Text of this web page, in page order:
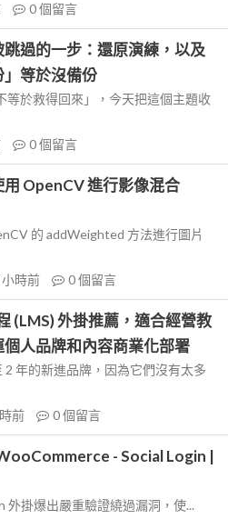
0個留言
過的一步：還原演練，以及
等於沒備份
等於救得回來」，今天把這個主題收
0個留言
OpenCV 進行影像混合
的 addWeighted 方法進行圖片
小時前 0個留言
(LMS) 外掛推薦，適合經營教
人品牌和內容商業化部署
年的新進品牌，因為它們沒有太多
前 0個留言
- Social Login |
掛爆出嚴重驗證繞過漏洞，使...